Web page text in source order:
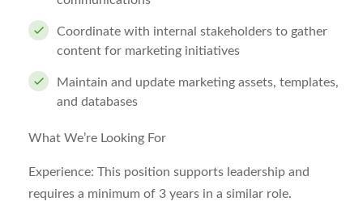
Coordinate with internal stakeholders to gather
content for marketing initiatives
Maintain and update marketing assets, templates,
and databases
What We’re Looking For
Experience: This position supports leadership and
requires a minimum of 3 years in a similar role.